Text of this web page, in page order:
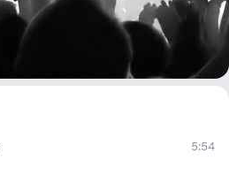
5:54